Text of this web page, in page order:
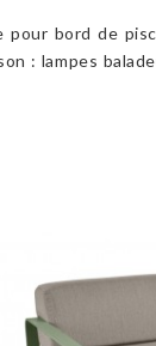
bord de
: lampes